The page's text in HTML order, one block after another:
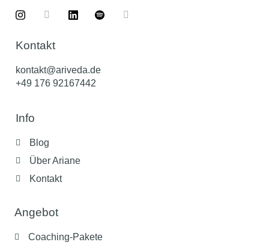
Kontakt
kontakt@ariveda.de
+49 176 92167442
Info
Blog
Über Ariane
Kontakt
Angebot
Coaching-Pakete